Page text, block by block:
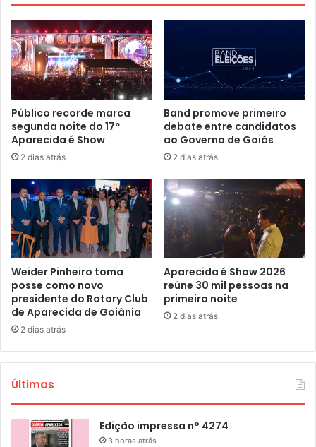
Público recorde marca
segunda noite do 17º
Aparecida é Show
2 dias atrás
Band promove primeiro
debate entre candidatos
ao Governo de Goiás
2 dias atrás
Weider Pinheiro toma
posse como novo
presidente do Rotary Club
de Aparecida de Goiânia
2 dias atrás
Aparecida é Show 2026
reúne 30 mil pessoas na
primeira noite
2 dias atrás
Últimas
Edição impressa n° 4274
3 horas atrás